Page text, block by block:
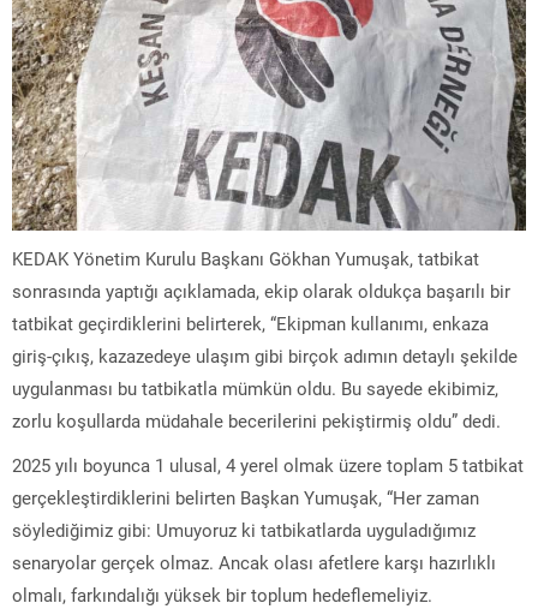
KEDAK Yönetim Kurulu Başkanı Gökhan Yumuşak, tatbikat
sonrasında yaptığı açıklamada, ekip olarak oldukça başarılı bir
tatbikat geçirdiklerini belirterek, “Ekipman kullanımı, enkaza
giriş-çıkış, kazazedeye ulaşım gibi birçok adımın detaylı şekilde
uygulanması bu tatbikatla mümkün oldu. Bu sayede ekibimiz,
zorlu koşullarda müdahale becerilerini pekiştirmiş oldu” dedi.
2025 yılı boyunca 1 ulusal, 4 yerel olmak üzere toplam 5 tatbikat
gerçekleştirdiklerini belirten Başkan Yumuşak, “Her zaman
söylediğimiz gibi: Umuyoruz ki tatbikatlarda uyguladığımız
senaryolar gerçek olmaz. Ancak olası afetlere karşı hazırlıklı
olmalı, farkındalığı yüksek bir toplum hedeflemeliyiz.